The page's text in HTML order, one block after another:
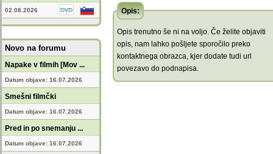
02.08.2026
Novo na forumu
Napake v filmih [Mov ...
Datum objave: 16.07.2026
Smešni filmčki
Datum objave: 16.07.2026
Pred in po snemanju ...
Datum objave: 16.07.2026
Opis:
Opis trenutno še ni na voljo. Če želite objaviti
opis, nam lahko pošljete sporočilo preko
kontaktnega obrazca, kjer dodate tudi url
povezavo do podnapisa.